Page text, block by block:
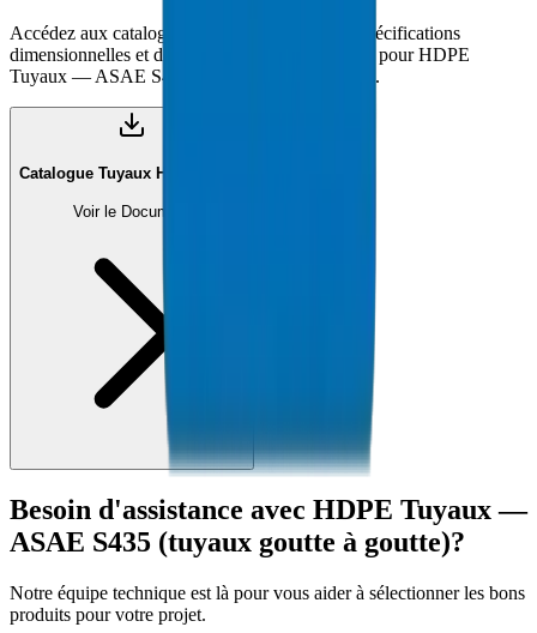
Accédez aux catalogues techniques complets, spécifications
dimensionnelles et documentation de conformité pour HDPE
Tuyaux — ASAE S435 (tuyaux goutte à goutte).
Catalogue Tuyaux HDPE (PDF)
Voir le Document
Besoin d'assistance avec HDPE Tuyaux —
ASAE S435 (tuyaux goutte à goutte)?
Notre équipe technique est là pour vous aider à sélectionner les bons
produits pour votre projet.